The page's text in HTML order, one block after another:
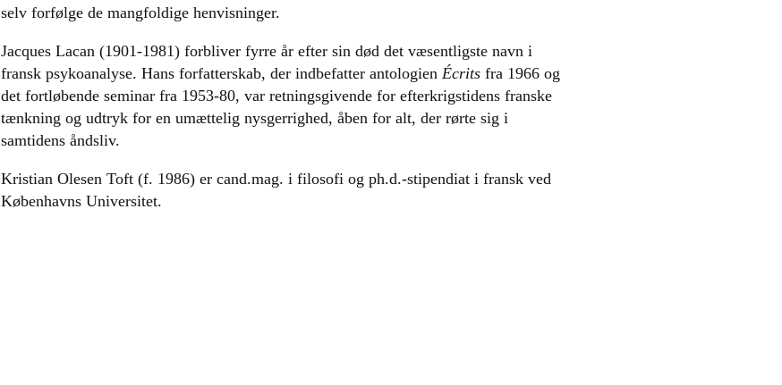
selv forfølge de mangfoldige henvisninger.
Jacques Lacan (1901-1981) forbliver fyrre år efter sin død det væsentligste navn i
fransk psykoanalyse. Hans forfatterskab, der indbefatter antologien Écritsfra 1966 og
det fortløbende seminar fra 1953-80, var retningsgivende for efterkrigstidens franske
tænkning og udtryk for en umættelig nysgerrighed, åben for alt, der rørte sig i
samtidens åndsliv.
Kristian Olesen Toft (f. 1986) er cand.mag. i filosofi og ph.d.-stipendiat i fransk ved
Københavns Universitet.